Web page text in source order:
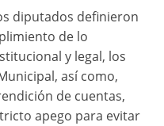
diputados definieron
de lo
y legal, los
así como,
de cuentas,
apego para evitar